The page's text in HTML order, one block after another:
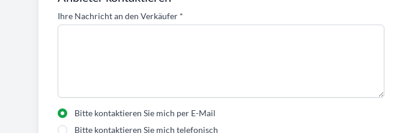
Ihre Nachricht an den Verkäufer *
Bitte kontaktieren Sie mich per E-Mail
Bitte kontaktieren Sie mich telefonisch